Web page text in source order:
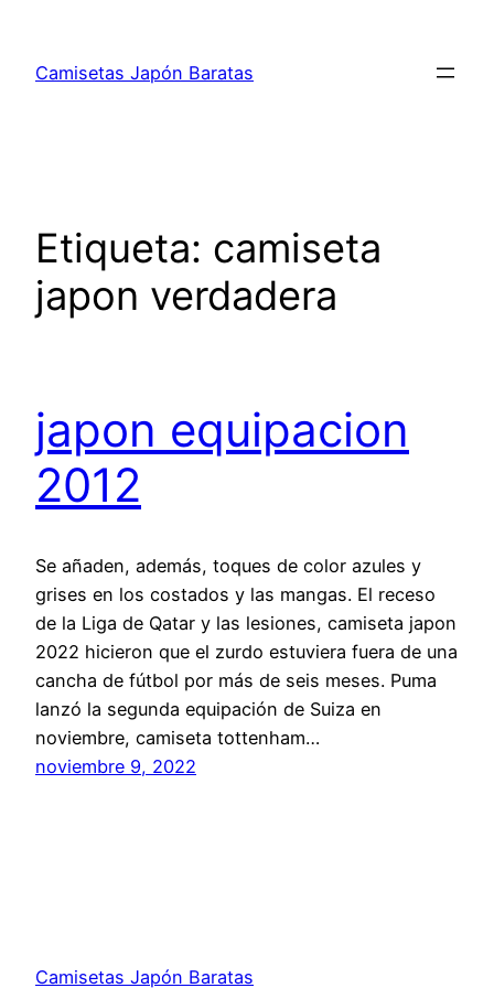
contenido
Camisetas Japón Baratas
Etiqueta: camiseta
japon verdadera
japon equipacion
2012
Se añaden, además, toques de color azules y
grises en los costados y las mangas. El receso
de la Liga de Qatar y las lesiones, camiseta japon
2022 hicieron que el zurdo estuviera fuera de una
cancha de fútbol por más de seis meses. Puma
lanzó la segunda equipación de Suiza en
noviembre, camiseta tottenham…
noviembre 9, 2022
Camisetas Japón Baratas